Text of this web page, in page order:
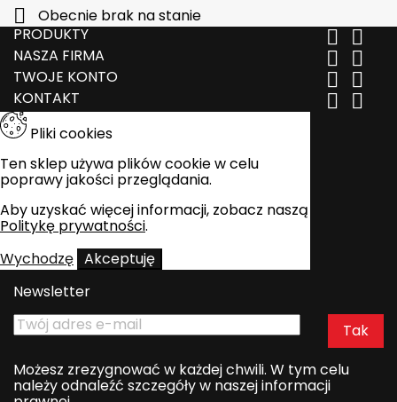

Obecnie brak na stanie
PRODUKTY
 
NASZA FIRMA  
TWOJE KONTO  
KONTAKT  
Pliki cookies
Ten sklep używa plików cookie w celu
poprawy jakości przeglądania.
Aby uzyskać więcej informacji, zobacz naszą
Politykę prywatności.
Wychodzę Akceptuję
Newsletter
Możesz zrezygnować w każdej chwili. W tym celu
należy odnaleźć szczegóły w naszej informacji